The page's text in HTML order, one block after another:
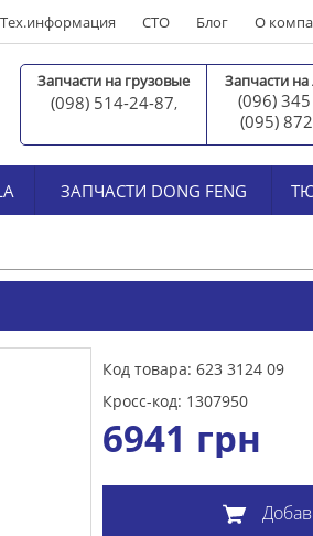
Тех.информация СТО Блог О
Запчасти на грузовые
(098) 514-24-87,
Запчасти
(096)
(095)
ЗАПЧАСТИ DONG FENG
Код товара: 623 3124 09
Кросс-код: 1307950
6941 грн